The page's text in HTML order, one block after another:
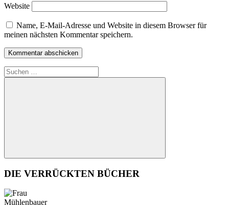
Website
Name, E-Mail-Adresse und Website in diesem Browser für
meinen nächsten Kommentar speichern.
Suchen
nach:
Suchen
DIE VERRÜCKTEN BÜCHER